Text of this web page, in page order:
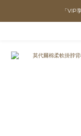
「VIP
全